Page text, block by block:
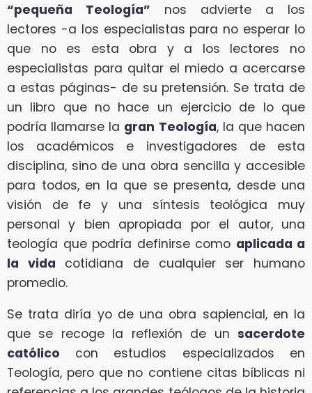
“pequeña Teología” nos advierte a los
lectores -a los especialistas para no esperar lo
que no es esta obra y a los lectores no
especialistas para quitar el miedo a acercarse
a estas páginas- de su pretensión. Se trata de
un libro que no hace un ejercicio de lo que
podría llamarse la gran Teología, la que hacen
los académicos e investigadores de esta
disciplina, sino de una obra sencilla y accesible
para todos, en la que se presenta, desde una
visión de fe y una síntesis teológica muy
personal y bien apropiada por el autor, una
teología que podría definirse como aplicada a
la vida cotidiana de cualquier ser humano
promedio.
Se trata diría yo de una obra sapiencial, en la
que se recoge la reflexión de un sacerdote
católico con estudios especializados en
Teología, pero que no contiene citas bíblicas ni